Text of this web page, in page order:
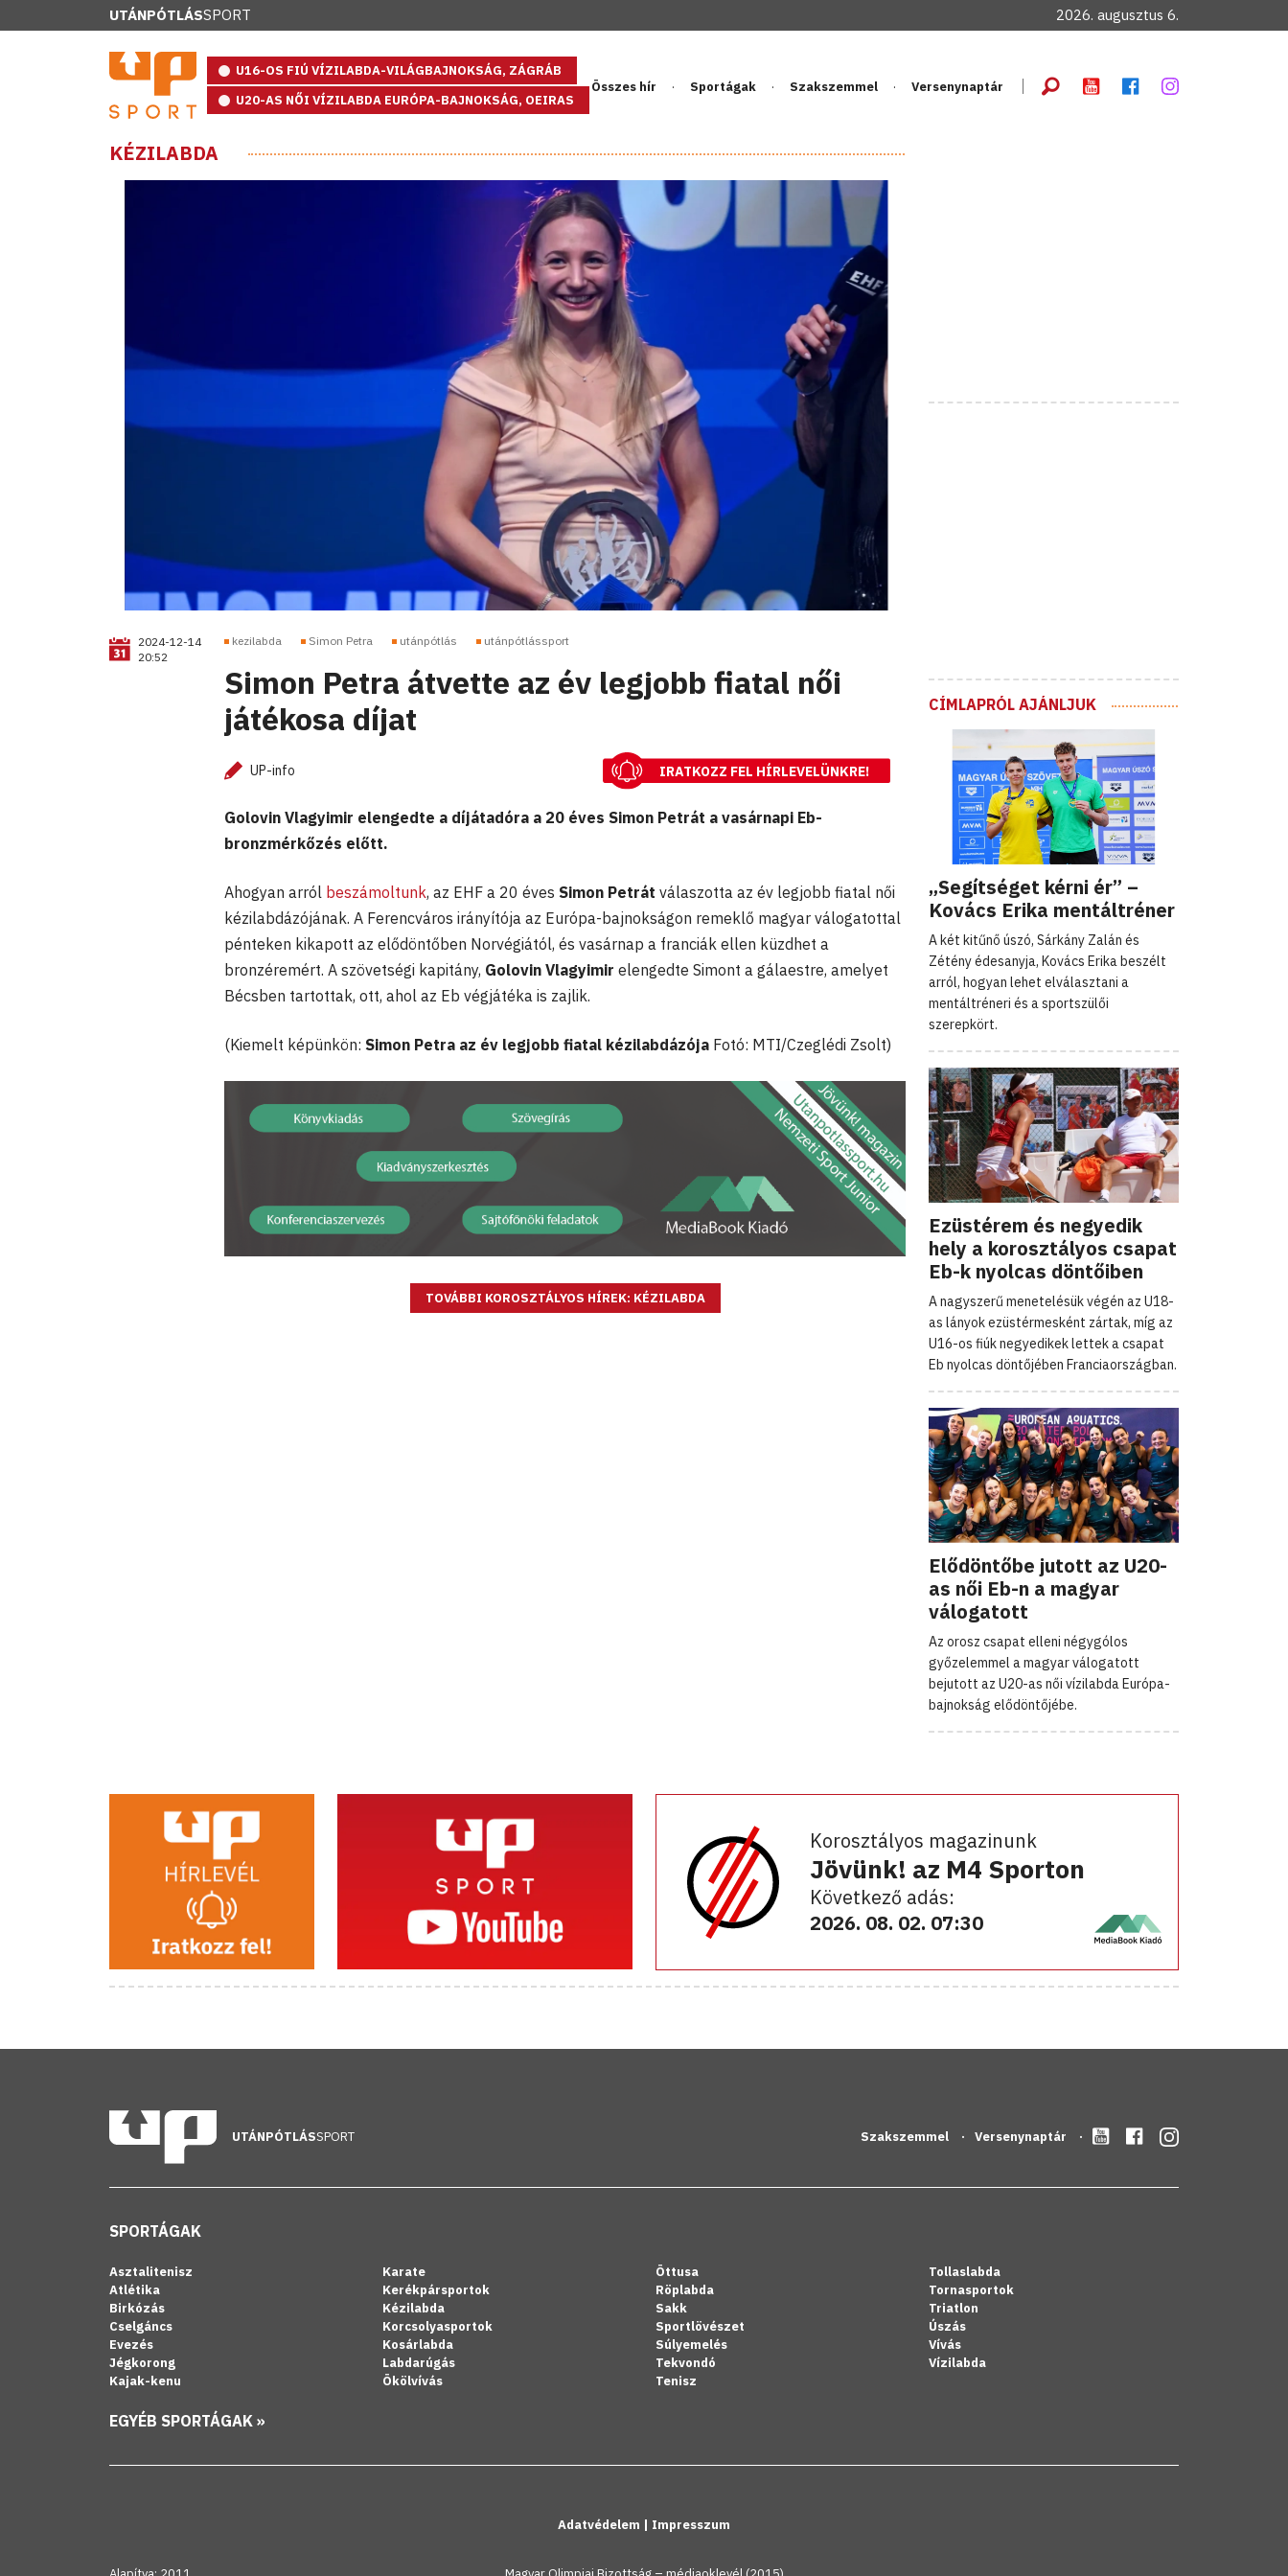
UTÁNPÓTLÁSSPORT 2026. augusztus 6.
U16-OS FIÚ VÍZILABDA-VILÁGBAJNOKSÁG, ZÁGRÁB
U20-AS NŐI VÍZILABDA EURÓPA-BAJNOKSÁG, OEIRAS
Összes hír Sportágak Szakszemmel Versenynaptár
KÉZILABDA
2024-12-14
20:52
kezilabda Simon Petra utánpótlás utánpótlássport
Simon Petra átvette az év legjobb fiatal női
játékosa díjat
UP-info IRATKOZZ FEL HÍRLEVELÜNKRE!
Golovin Vlagyimir elengedte a díjátadóra a 20 éves Simon Petrát a vasárnapi Eb-
bronzmérkőzés előtt.
Ahogyan arról beszámoltunk, az EHF a 20 éves Simon Petrát válaszotta az év legjobb fiatal női
kézilabdázójának. A Ferencváros irányítója az Európa-bajnokságon remeklő magyar válogatottal
pénteken kikapott az elődöntőben Norvégiától, és vasárnap a franciák ellen küzdhet a
bronzéremért. A szövetségi kapitány, Golovin Vlagyimir elengedte Simont a gálaestre, amelyet
Bécsben tartottak, ott, ahol az Eb végjátéka is zajlik.
(Kiemelt képünkön: Simon Petra az év legjobb fiatal kézilabdázója Fotó: MTI/Czeglédi Zsolt)
TOVÁBBI KOROSZTÁLYOS HÍREK: KÉZILABDA
CÍMLAPRÓL AJÁNLJUK
„Segítséget kérni ér” –
Kovács Erika mentáltréner
A két kitűnő úszó, Sárkány Zalán és
Zétény édesanyja, Kovács Erika beszélt
arról, hogyan lehet elválasztani a
mentáltréneri és a sportszülői
szerepkört.
Ezüstérem és negyedik
hely a korosztályos csapat
Eb-k nyolcas döntőiben
A nagyszerű menetelésük végén az U18-
as lányok ezüstérmesként zártak, míg az
U16-os fiúk negyedikek lettek a csapat
Eb nyolcas döntőjében Franciaországban.
Elődöntőbe jutott az U20-
as női Eb-n a magyar
válogatott
Az orosz csapat elleni négygólos
győzelemmel a magyar válogatott
bejutott az U20-as női vízilabda Európa-
bajnokság elődöntőjébe.
Korosztályos magazinunk
Jövünk! az M4 Sporton
Következő adás:
2026. 08. 02. 07:30
UTÁNPÓTLÁSSPORT Szakszemmel Versenynaptár
SPORTÁGAK
Asztalitenisz
Atlétika
Birkózás
Cselgáncs
Evezés
Jégkorong
Kajak-kenu
Karate
Kerékpársportok
Kézilabda
Korcsolyasportok
Kosárlabda
Labdarúgás
Ökölvívás
Öttusa
Röplabda
Sakk
Sportlövészet
Súlyemelés
Tekvondó
Tenisz
Tollaslabda
Tornasportok
Triatlon
Úszás
Vívás
Vízilabda
EGYÉB SPORTÁGAK »
Adatvédelem | Impresszum